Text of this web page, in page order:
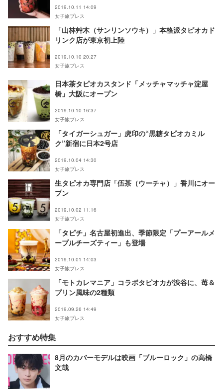
2019.10.11 14:09
女子旅プレス
「山林艸木（サンリンソウキ）」本格派タピオカド
リンク店が東京初上陸
2019.10.10 20:27
女子旅プレス
日本茶タピオカスタンド「メッチャマッチャ淀屋
橋」大阪にオープン
2019.10.10 16:37
女子旅プレス
「タイガーシュガー」虎印の“黒糖タピオカミル
ク”新宿に日本2号店
2019.10.04 14:30
女子旅プレス
生タピオカ専門店「伍茶（ウーチャ）」香川にオー
プン
2019.10.02 11:16
女子旅プレス
「タピチ」名古屋初進出、季節限定「プーアールメ
ープルチーズティー」も登場
2019.10.01 14:03
女子旅プレス
「モトカレマニア」コラボタピオカが渋谷に、苺＆
プリン風味の2種類
2019.09.26 14:49
女子旅プレス
おすすめ特集
8月のカバーモデルは映画「ブルーロック」の高橋
文哉